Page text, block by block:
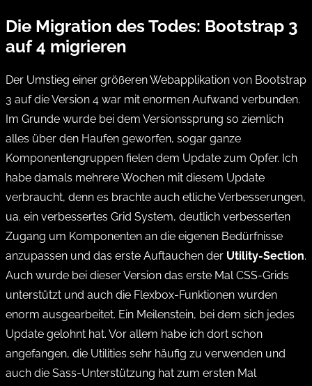
Die Migration des Todes: Bootstrap 3
auf 4 migrieren
Der Umstieg einer größeren Webapplikation von Bootstrap
3 auf die Version 4 war mit enormen Aufwand verbunden.
Im Grunde wurde bei dem Versionssprung so ziemlich
alles über den Haufen geworfen, sogar ganze
Komponentengruppen fielen dem Update zum Opfer. Ich
habe damals mehrere Wochen mit diesem Update
verbraucht, denn es brachte auch etliche Verbesserungen,
ua. ein verbessertes Grid System, deutlich verbesserten
Zugang um Komponenten an die eigenen Bedürfnisse
anzupassen und das erste Auftauchen der Utility-Section.
Auch wurde bei dieser Version das erste Mal CSS-Grids
unterstützt und auch die Flexbox-Funktionen wurden
enorm ausgearbeitet. Ein Meilenstein, bei dem sich jedes
Update gelohnt hat. Vor allem habe ich dort schon
angefangen, die Utilities sehr häufig zu verwenden und
auch die Sass-Unterstützung hat zum ersten Mal